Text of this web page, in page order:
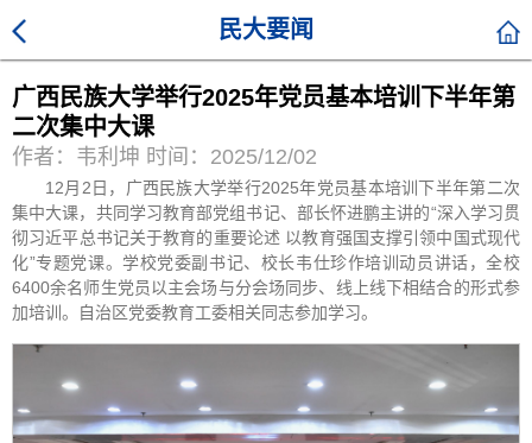
民大要闻
广西民族大学举行2025年党员基本培训下半年第
二次集中大课
作者：韦利坤 时间：2025/12/02
12月2日，广西民族大学举行2025年党员基本培训下半年第二次
集中大课，共同学习教育部党组书记、部长怀进鹏主讲的“深入学习贯
彻习近平总书记关于教育的重要论述 以教育强国支撑引领中国式现代
化”专题党课。学校党委副书记、校长韦仕珍作培训动员讲话，全校
6400余名师生党员以主会场与分会场同步、线上线下相结合的形式参
加培训。自治区党委教育工委相关同志参加学习。